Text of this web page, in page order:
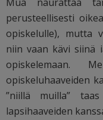
perusteellisesti
opiskelulle), mutta
niin vaan kävi siinä
opiskelemaan.
opiskeluhaaveiden
”niillä muilla”
lapsihaaveiden